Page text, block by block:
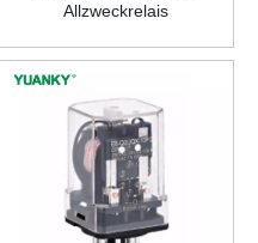
Allzweckrelais